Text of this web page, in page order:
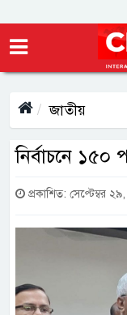
জাতীয়
নির্বাচনে ১৫০
প্রকাশিত: সেপ্টেম্বর